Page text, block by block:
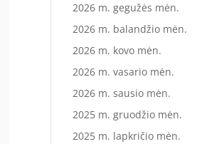
2026 m. gegužės mėn.
2026 m. balandžio mėn.
2026 m. kovo mėn.
2026 m. vasario mėn.
2026 m. sausio mėn.
2025 m. gruodžio mėn.
2025 m. lapkričio mėn.